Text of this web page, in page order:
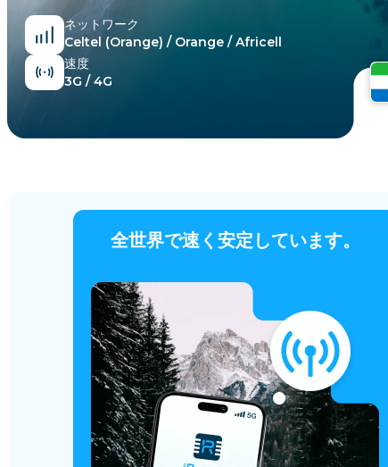
ネットワーク
Celtel (Orange) / Orange / Africell
速度
3G / 4G
全世界で速く安定しています。